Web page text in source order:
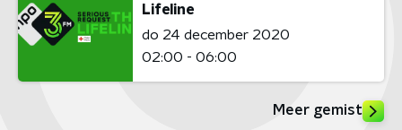
Lifeline
do 24 december 2020
02:00 - 06:00
Meer gemist